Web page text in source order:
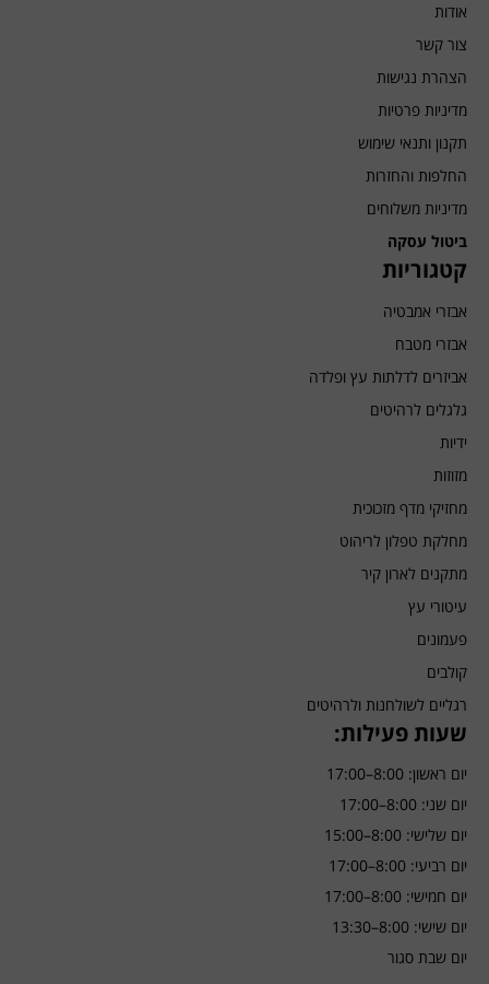
קטגוריות
אבזרי אמבטיה
אבזרי מטבח
אביזרים לדלתות עץ ופלדה
גלגלים לרהיטים
ידיות
מזוזות
מחזיקי מדף מזכוכית
מחלקת טפלון לריהוט
מתקנים לארון קיר
עיטורי עץ
פעמונים
קולבים
רגליים לשולחנות ולרהיטים
אודות
צור קשר
הצהרת נגישות
מדיניות פרטיות
תקנון ותנאי שימוש
החלפות והחזרות
מדיניות משלוחים
ביטול עסקה
שעות פעילות:
יום ראשון: 8:00–17:00
יום שני: 8:00–17:00
יום שלישי: 8:00–15:00
יום רביעי: 8:00–17:00
יום חמישי: 8:00–17:00
יום שישי: 8:00–13:30
יום שבת סגור